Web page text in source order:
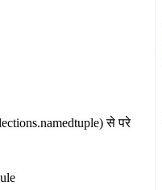
से परे